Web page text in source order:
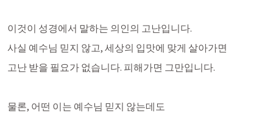
이것이 성경에서 말하는 의인의 고난입니다.
사실 예수님 믿지 않고, 세상의 입맛에 맞게 살아가면
고난 받을 필요가 없습니다. 피해가면 그만입니다.
물론, 어떤 이는 예수님 믿지 않는데도